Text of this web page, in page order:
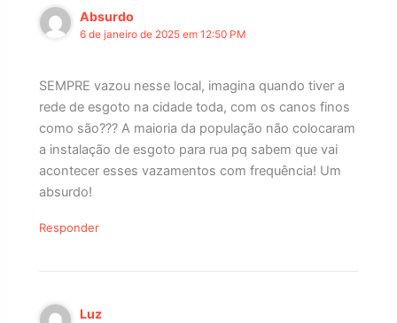
Absurdo
6 de janeiro de 2025 em 12:50 PM
SEMPRE vazou nesse local, imagina quando tiver a
rede de esgoto na cidade toda, com os canos finos
como são??? A maioria da população não colocaram
a instalação de esgoto para rua pq sabem que vai
acontecer esses vazamentos com frequência! Um
absurdo!
Responder
Luz